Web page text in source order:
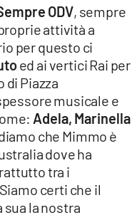
ODV, sempre
attività a
per questo ci
ed ai vertici Rai per
di Piazza
musicale e
Adela, Marinella
che Mimmo è
dove ha
tra i
certi che il
la nostra